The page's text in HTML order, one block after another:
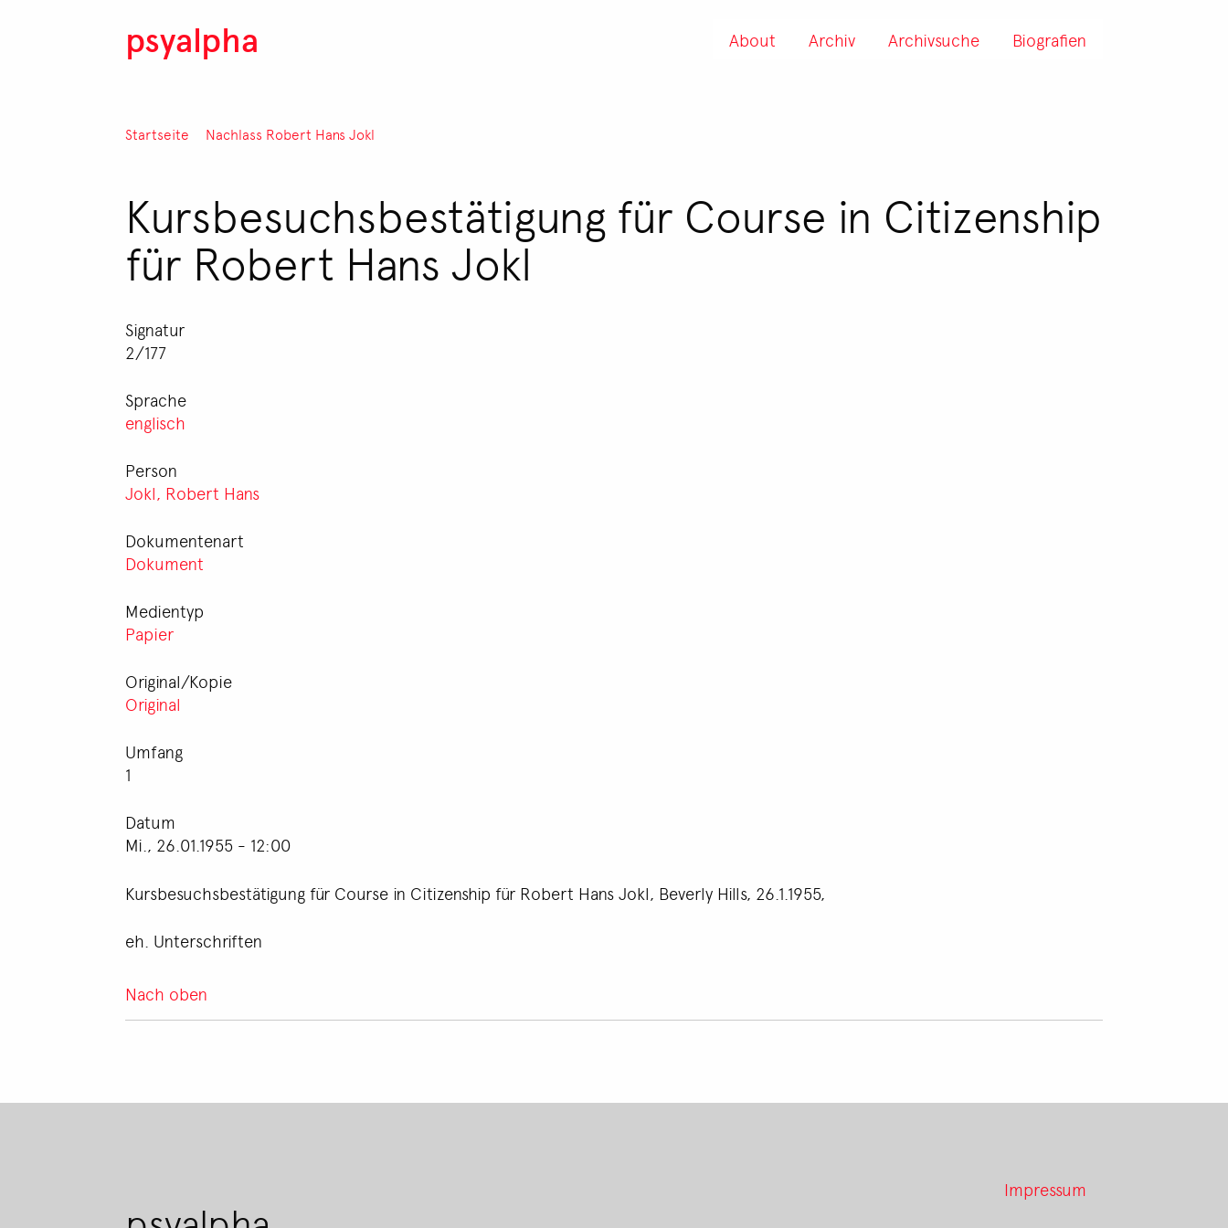
psyalpha About Archiv Archivsuche Biografien
Pfadnavigation
Startseite Nachlass Robert Hans Jokl
Kursbesuchsbestätigung für Course in Citizenship
für Robert Hans Jokl
Signatur
2/177
Sprache
englisch
Person
Jokl, Robert Hans
Dokumentenart
Dokument
Medientyp
Papier
Original/Kopie
Original
Umfang
1
Datum
Mi., 26.01.1955 - 12:00
Kursbesuchsbestätigung für Course in Citizenship für Robert Hans Jokl, Beverly Hills, 26.1.1955,
eh. Unterschriften
Nach oben
Impressum